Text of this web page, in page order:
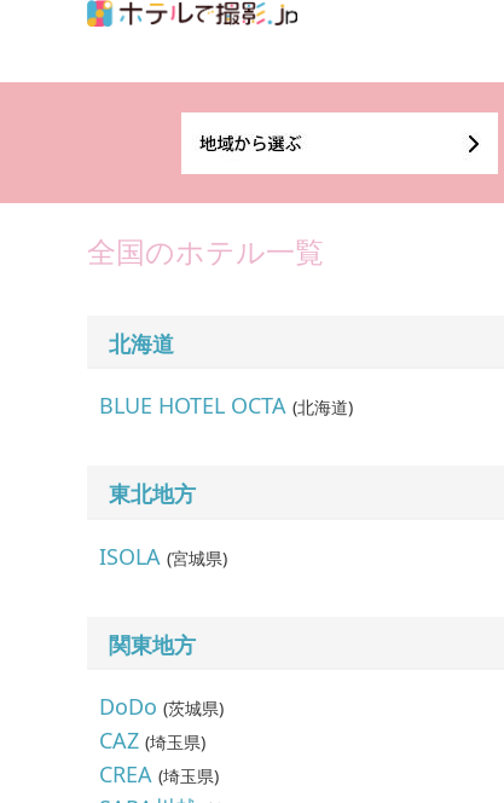
全国のホテル一覧
北海道
BLUE HOTEL OCTA (北海道)
東北地方
ISOLA (宮城県)
関東地方
DoDo (茨城県)
CAZ (埼玉県)
CREA (埼玉県)